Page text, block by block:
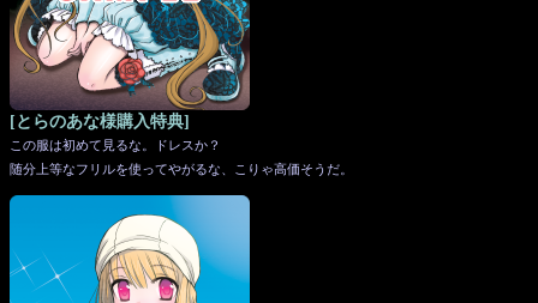
[とらのあな様購入特典]
この服は初めて見るな。ドレスか？
随分上等なフリルを使ってやがるな、こりゃ高価そうだ。